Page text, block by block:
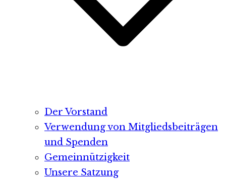
Der Vorstand
Verwendung von Mitgliedsbeiträgen
und Spenden
Gemeinnützigkeit
Unsere Satzung